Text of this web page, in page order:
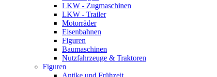
LKW - Zugmaschinen
LKW - Trailer
Motorräder
Eisenbahnen
Figuren
Baumaschinen
Nutzfahrzeuge & Traktoren
Figuren
Antike und Frühzeit